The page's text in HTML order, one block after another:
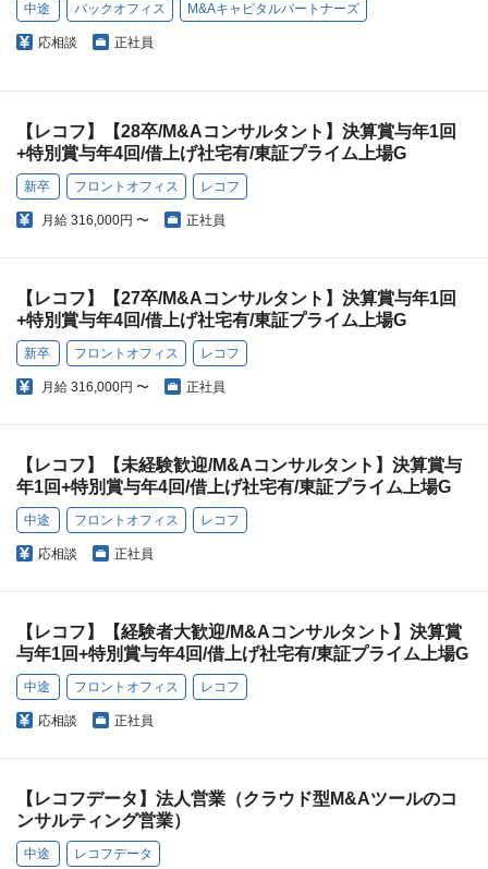
中途 バックオフィス M&Aキャピタルパートナーズ
応相談 正社員
【レコフ】【28卒/M&Aコンサルタント】決算賞与年1回
+特別賞与年4回/借上げ社宅有/東証プライム上場G
新卒 フロントオフィス レコフ
月給 316,000円 〜 正社員
【レコフ】【27卒/M&Aコンサルタント】決算賞与年1回
+特別賞与年4回/借上げ社宅有/東証プライム上場G
新卒 フロントオフィス レコフ
月給 316,000円 〜 正社員
【レコフ】【未経験歓迎/M&Aコンサルタント】決算賞与
年1回+特別賞与年4回/借上げ社宅有/東証プライム上場G
中途 フロントオフィス レコフ
応相談 正社員
【レコフ】【経験者大歓迎/M&Aコンサルタント】決算賞
与年1回+特別賞与年4回/借上げ社宅有/東証プライム上場G
中途 フロントオフィス レコフ
応相談 正社員
【レコフデータ】法人営業（クラウド型M&Aツールのコ
ンサルティング営業）
中途 レコフデータ